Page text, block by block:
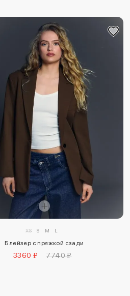
XS S M L
Блейзер с пряжкой сзади
3360 ₽ 7740 ₽